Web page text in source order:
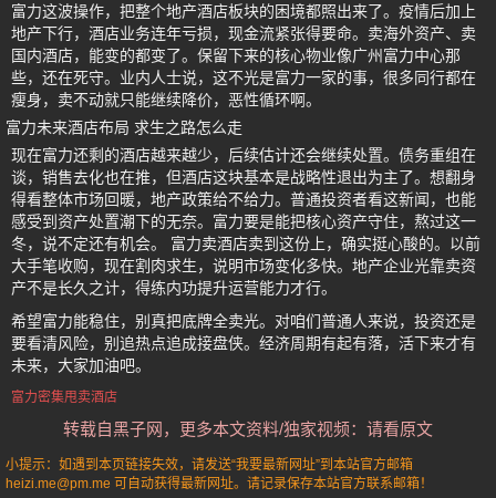
富力这波操作，把整个地产酒店板块的困境都照出来了。疫情后加上
地产下行，酒店业务连年亏损，现金流紧张得要命。卖海外资产、卖
国内酒店，能变的都变了。保留下来的核心物业像广州富力中心那
些，还在死守。业内人士说，这不光是富力一家的事，很多同行都在
瘦身，卖不动就只能继续降价，恶性循环啊。
富力未来酒店布局 求生之路怎么走
现在富力还剩的酒店越来越少，后续估计还会继续处置。债务重组在
谈，销售去化也在推，但酒店这块基本是战略性退出为主了。想翻身
得看整体市场回暖，地产政策给不给力。普通投资者看这新闻，也能
感受到资产处置潮下的无奈。富力要是能把核心资产守住，熬过这一
冬，说不定还有机会。 富力卖酒店卖到这份上，确实挺心酸的。以前
大手笔收购，现在割肉求生，说明市场变化多快。地产企业光靠卖资
产不是长久之计，得练内功提升运营能力才行。
希望富力能稳住，别真把底牌全卖光。对咱们普通人来说，投资还是
要看清风险，别追热点追成接盘侠。经济周期有起有落，活下来才有
未来，大家加油吧。
富力密集甩卖酒店
转载自黑子网，更多本文资料/独家视频：请看原文
小提示：如遇到本页链接失效，请发送“我要最新网址”到本站官方邮箱
heizi.me@pm.me 可自动获得最新网址。请记录保存本站官方联系邮箱！